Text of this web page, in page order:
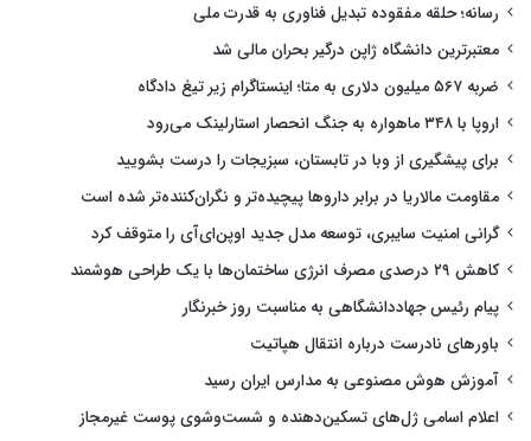
رسانه؛ حلقه مفقوده تبدیل فناوری به قدرت ملی
معتبرترین دانشگاه ژاپن درگیر بحران مالی شد
ضربه ۵۶۷ میلیون دلاری به متا؛ اینستاگرام زیر تیغ دادگاه
اروپا با ۳۴۸ ماهواره به جنگ انحصار استارلینک می‌رود
برای پیشگیری از وبا در تابستان، سبزیجات را درست بشویید
مقاومت مالاریا در برابر داروها پیچیده‌تر و نگران‌کننده‌تر شده است
گرانی امنیت سایبری، توسعه مدل جدید اوپن‌ای‌آی را متوقف کرد
کاهش ۲۹ درصدی مصرف انرژی ساختمان‌ها با یک طراحی هوشمند
پیام رئیس جهاددانشگاهی به مناسبت روز خبرنگار
باورهای نادرست درباره انتقال هپاتیت
آموزش هوش مصنوعی به مدارس ایران رسید
اعلام اسامی ژل‌های تسکین‌دهنده و شست‌وشوی پوست غیرمجاز